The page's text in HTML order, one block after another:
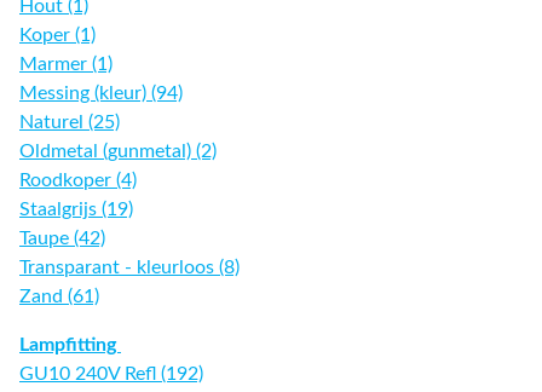
Hout (1)
Koper (1)
Marmer (1)
Messing (kleur) (94)
Naturel (25)
Oldmetal (gunmetal) (2)
Roodkoper (4)
Staalgrijs (19)
Taupe (42)
Transparant - kleurloos (8)
Zand (61)
Lampfitting
GU10 240V Refl (192)